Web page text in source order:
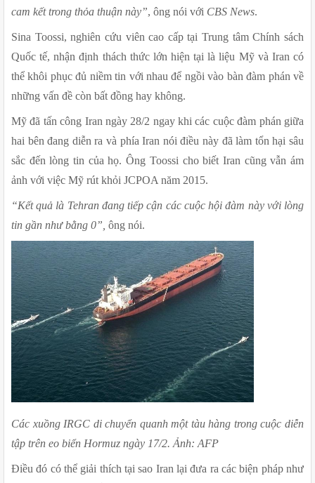
cam kết trong thỏa thuận này”, ông nói với CBS News.
Sina Toossi, nghiên cứu viên cao cấp tại Trung tâm Chính sách
Quốc tế, nhận định thách thức lớn hiện tại là liệu Mỹ và Iran có
thể khôi phục đủ niềm tin với nhau để ngồi vào bàn đàm phán về
những vấn đề còn bất đồng hay không.
Mỹ đã tấn công Iran ngày 28/2 ngay khi các cuộc đàm phán giữa
hai bên đang diễn ra và phía Iran nói điều này đã làm tổn hại sâu
sắc đến lòng tin của họ. Ông Toossi cho biết Iran cũng vẫn ám
ảnh với việc Mỹ rút khỏi JCPOA năm 2015.
“Kết quả là Tehran đang tiếp cận các cuộc hội đàm này với lòng
tin gần như bằng 0”, ông nói.
Các xuồng IRGC di chuyển quanh một tàu hàng trong cuộc diễn
tập trên eo biển Hormuz ngày 17/2. Ảnh: AFP
Điều đó có thể giải thích tại sao Iran lại đưa ra các biện pháp như